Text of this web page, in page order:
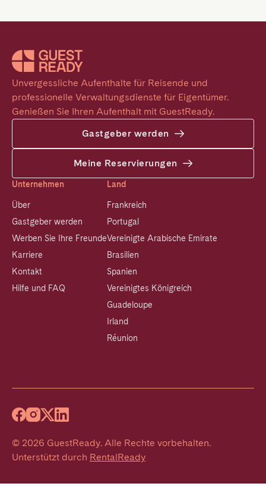
Unvergessliche Aufenthalte für Reisende und
professionelle Verwaltungsdienste für Eigentümer.
Genießen Sie Ihren Aufenthalt mit GuestReady.
Gastgeber werden
Meine Reservierungen
Unternehmen
Über
Gastgeber werden
Werben Sie Ihre Freunde
Karriere
Kontakt
Hilfe und FAQ
Land
Frankreich
Portugal
Vereinigte Arabische Emirate
Brasilien
Spanien
Vereinigtes Königreich
Guadeloupe
Irland
Réunion
© 2026 GuestReady. Alle Rechte vorbehalten.
Unterstützt durch RentalReady